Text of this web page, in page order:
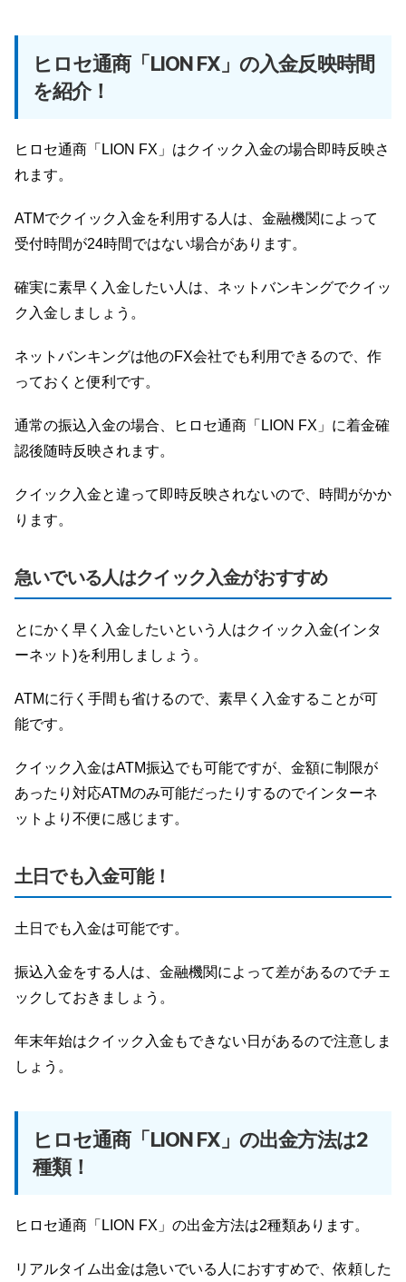
ヒロセ通商「LION FX」の入金反映時間
を紹介！
ヒロセ通商「LION FX」はクイック入金の場合即時反映さ
れます。
ATMでクイック入金を利用する人は、金融機関によって
受付時間が24時間ではない場合があります。
確実に素早く入金したい人は、ネットバンキングでクイッ
ク入金しましょう。
ネットバンキングは他のFX会社でも利用できるので、作
っておくと便利です。
通常の振込入金の場合、ヒロセ通商「LION FX」に着金確
認後随時反映されます。
クイック入金と違って即時反映されないので、時間がかか
ります。
急いでいる人はクイック入金がおすすめ
とにかく早く入金したいという人はクイック入金(インタ
ーネット)を利用しましょう。
ATMに行く手間も省けるので、素早く入金することが可
能です。
クイック入金はATM振込でも可能ですが、金額に制限が
あったり対応ATMのみ可能だったりするのでインターネ
ットより不便に感じます。
土日でも入金可能！
土日でも入金は可能です。
振込入金をする人は、金融機関によって差があるのでチェ
ックしておきましょう。
年末年始はクイック入金もできない日があるので注意しま
しょう。
ヒロセ通商「LION FX」の出金方法は2
種類！
ヒロセ通商「LION FX」の出金方法は2種類あります。
リアルタイム出金は急いでいる人におすすめで、依頼した